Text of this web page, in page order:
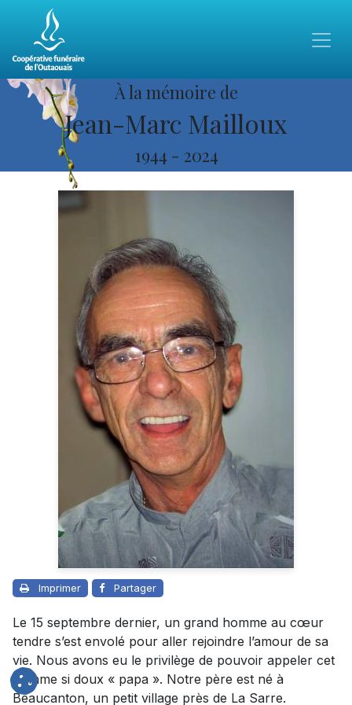
À la mémoire de
Jean-Marc Mailloux
1944 - 2024
Imprimer Partager
Le 15 septembre dernier, un grand homme au cœur
tendre s’est envolé pour aller rejoindre l’amour de sa
vie. Nous avons eu le privilège de pouvoir appeler cet
homme si doux « papa ». Notre père est né à
Beaucanton, un petit village près de La Sarre.